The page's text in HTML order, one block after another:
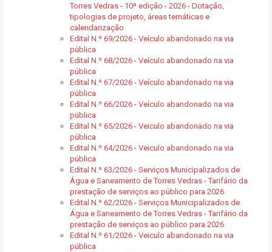
Torres Vedras - 10ª edição - 2026 - Dotação,
tipologias de projeto, áreas temáticas e
calendarização
Edital N.º 69/2026 - Veículo abandonado na via
pública
Edital N.º 68/2026 - Veículo abandonado na via
pública
Edital N.º 67/2026 - Veículo abandonado na via
pública
Edital N.º 66/2026 - Veículo abandonado na via
pública
Edital N.º 65/2026 - Veiculo abandonado na via
pública
Edital N.º 64/2026 - Veiculo abandonado na via
pública
Edital N.º 63/2026 - Serviços Municipalizados de
Água e Saneamento de Torres Vedras - Tarifário da
prestação de serviços ao público para 2026
Edital N.º 62/2026 - Serviços Municipalizados de
Água e Saneamento de Torres Vedras - Tarifário da
prestação de serviços ao público para 2026
Edital N.º 61/2026 - Veiculo abandonado na via
pública